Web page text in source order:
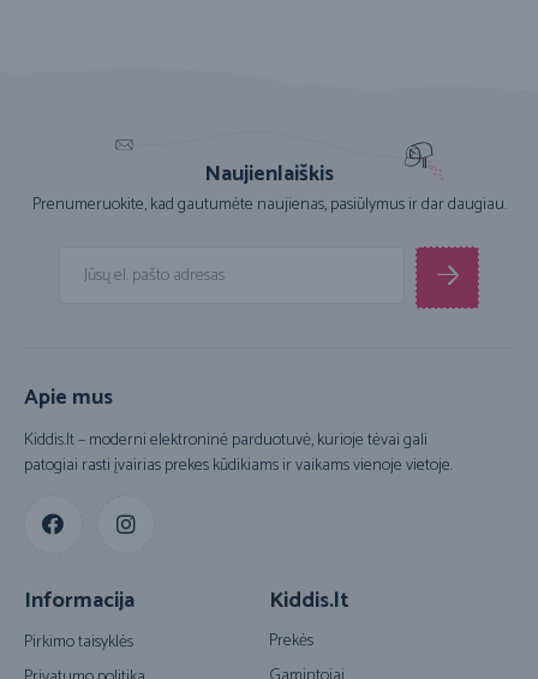
Naujienlaiškis
Prenumeruokite, kad gautumėte naujienas, pasiūlymus ir dar daugiau.
Apie mus
Kiddis.lt – moderni elektroninė parduotuvė, kurioje tėvai gali
patogiai rasti įvairias prekes kūdikiams ir vaikams vienoje vietoje.
Informacija
Pirkimo taisyklės
Kiddis.lt
Prekės